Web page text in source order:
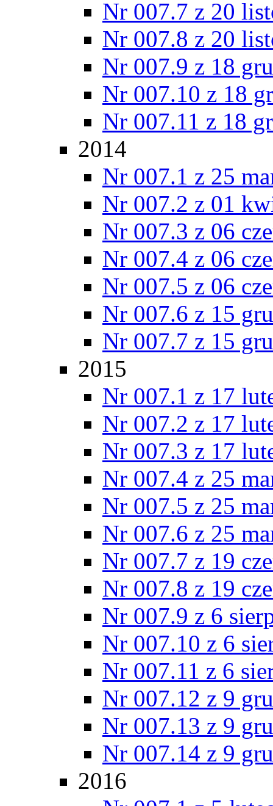
Nr 007.7 z 20
Nr 007.8 z 20
Nr 007.9 z 18
Nr 007.10 z 18
Nr 007.11 z 18
2014
Nr 007.1 z 25
Nr 007.2 z 01
Nr 007.3 z 06
Nr 007.4 z 06
Nr 007.5 z 06
Nr 007.6 z 15
Nr 007.7 z 15
2015
Nr 007.1 z 17
Nr 007.2 z 17
Nr 007.3 z 17
Nr 007.4 z 25
Nr 007.5 z 25
Nr 007.6 z 25
Nr 007.7 z 19
Nr 007.8 z 19
Nr 007.9 z 6
Nr 007.10 z 6
Nr 007.11 z 6
Nr 007.12 z 9
Nr 007.13 z 9
Nr 007.14 z 9
2016